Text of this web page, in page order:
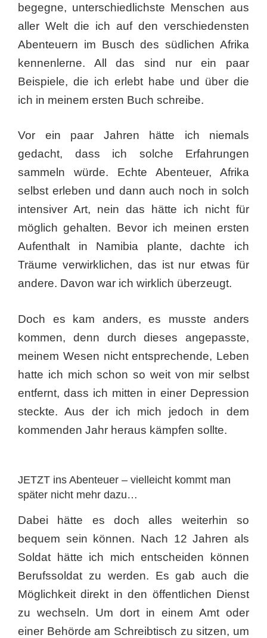
begegne, unterschiedlichste Menschen aus
aller Welt die ich auf den verschiedensten
Abenteuern im Busch des südlichen Afrika
kennenlerne. All das sind nur ein paar
Beispiele, die ich erlebt habe und über die
ich in meinem ersten Buch schreibe.
Vor ein paar Jahren hätte ich niemals
gedacht, dass ich solche Erfahrungen
sammeln würde. Echte Abenteuer, Afrika
selbst erleben und dann auch noch in solch
intensiver Art, nein das hätte ich nicht für
möglich gehalten. Bevor ich meinen ersten
Aufenthalt in Namibia plante, dachte ich
Träume verwirklichen, das ist nur etwas für
andere. Davon war ich wirklich überzeugt.
Doch es kam anders, es musste anders
kommen, denn durch dieses angepasste,
meinem Wesen nicht entsprechende, Leben
hatte ich mich schon so weit von mir selbst
entfernt, dass ich mitten in einer Depression
steckte. Aus der ich mich jedoch in dem
kommenden Jahr heraus kämpfen sollte.
JETZT ins Abenteuer – vielleicht kommt man
später nicht mehr dazu…
Dabei hätte es doch alles weiterhin so
bequem sein können. Nach 12 Jahren als
Soldat hätte ich mich entscheiden können
Berufssoldat zu werden. Es gab auch die
Möglichkeit direkt in den öffentlichen Dienst
zu wechseln. Um dort in einem Amt oder
einer Behörde am Schreibtisch zu sitzen, um